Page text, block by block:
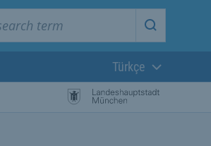
Start
Güncel dil:
Türkçe